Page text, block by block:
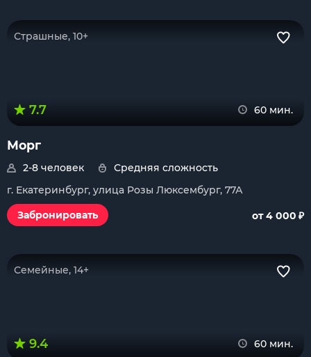
Страшные, 10+
7.7 60 мин.
Морг
2-8 человек
Средняя сложность
г. Екатеринбург, улица Розы Люксембург, 77А
Забронировать
от 4 000 ₽
Семейные, 14+
9.4 60 мин.